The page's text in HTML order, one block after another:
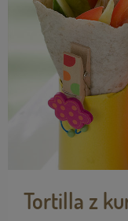
Tortilla z